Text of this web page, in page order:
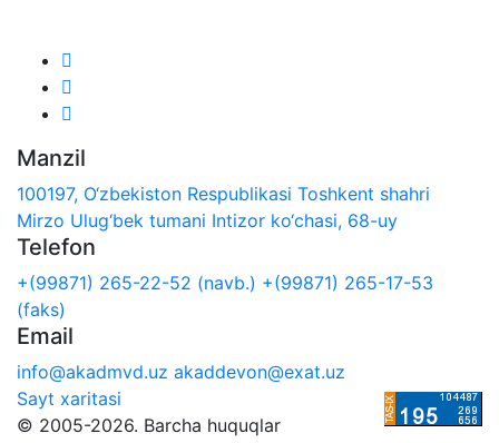
Manzil
100197, O‘zbekiston Respublikasi Toshkent shahri
Mirzo Ulug‘bek tumani Intizor ko‘chasi, 68-uy
Telefon
+(99871) 265-22-52 (navb.) +(99871) 265-17-53
(faks)
Email
info@akadmvd.uz akaddevon@exat.uz
Sayt xaritasi
© 2005-2026. Barcha huquqlar